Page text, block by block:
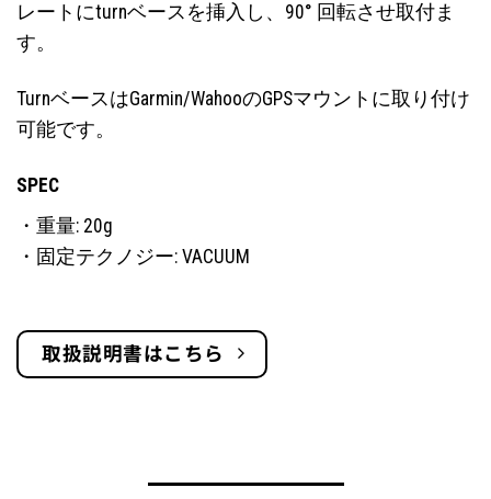
レートにturnベースを挿入し、90° 回転させ取付ま
す。
TurnベースはGarmin/WahooのGPSマウントに取り付け
可能です。
SPEC
・重量: 20g
・固定テクノジー: VACUUM
取扱説明書はこちら